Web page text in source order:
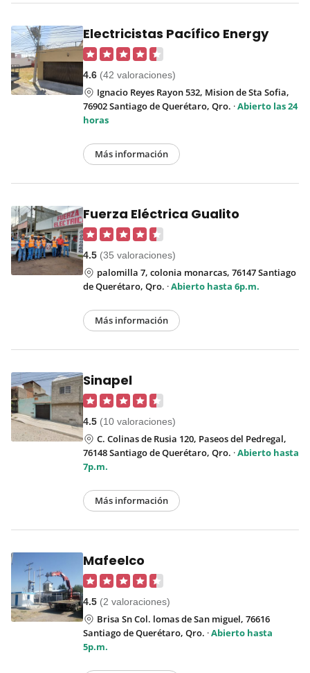
Electricistas Pacífico Energy
4.6 (42 valoraciones)
Ignacio Reyes Rayon 532, Mision de Sta Sofia,
76902 Santiago de Querétaro, Qro. ·Abierto las 24
horas
Más información
Fuerza Eléctrica Gualito
4.5 (35 valoraciones)
palomilla 7, colonia monarcas, 76147 Santiago
de Querétaro, Qro. ·Abierto hasta 6p.m.
Más información
Sinapel
4.5 (10 valoraciones)
C. Colinas de Rusia 120, Paseos del Pedregal,
76148 Santiago de Querétaro, Qro. ·Abierto hasta
7p.m.
Más información
Mafeelco
4.5 (2 valoraciones)
Brisa Sn Col. lomas de San miguel, 76616
Santiago de Querétaro, Qro. ·Abierto hasta
5p.m.